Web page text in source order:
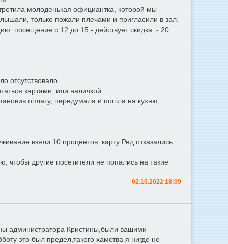
молоденькая официантка, которой мы
только пожали плечами и пригласили в зал.
посещение с 12 до 15 - действует скидка: - 20
отсутствовало.
картами, или наличкой
оплату, передумала и пошла на кухню,
взяли 10 процентов, карту Ред отказались
чтобы другие посетители не попались на такие
02.10.2022 18:09
администратора Кристины,были вашими
это был предел,такого хамства я нигде не